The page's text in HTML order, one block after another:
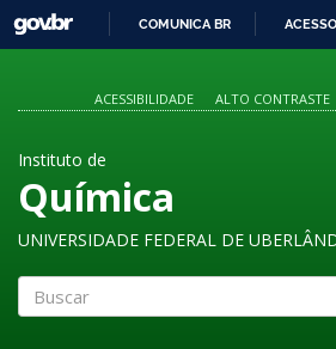
O
GOVBR
COMUNICA BR
ACESSIBILIDADE
ALTO CONTRASTE
Instituto de
Química
UNIVERSIDADE FEDERAL DE